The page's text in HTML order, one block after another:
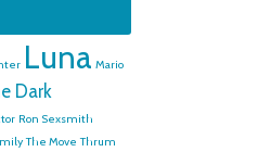
Luna Mario
Dark
Ron Sexsmith
The Move Thrum